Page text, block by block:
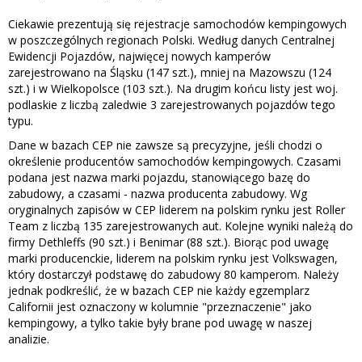
Ciekawie prezentują się rejestracje samochodów kempingowych
w poszczególnych regionach Polski. Według danych Centralnej
Ewidencji Pojazdów, najwięcej nowych kamperów
zarejestrowano na Śląsku (147 szt.), mniej na Mazowszu (124
szt.) i w Wielkopolsce (103 szt.). Na drugim końcu listy jest woj.
podlaskie z liczbą zaledwie 3 zarejestrowanych pojazdów tego
typu.
Dane w bazach CEP nie zawsze są precyzyjne, jeśli chodzi o
określenie producentów samochodów kempingowych. Czasami
podana jest nazwa marki pojazdu, stanowiącego bazę do
zabudowy, a czasami - nazwa producenta zabudowy. Wg
oryginalnych zapisów w CEP liderem na polskim rynku jest Roller
Team z liczbą 135 zarejestrowanych aut. Kolejne wyniki należą do
firmy Dethleffs (90 szt.) i Benimar (88 szt.). Biorąc pod uwagę
marki producenckie, liderem na polskim rynku jest Volkswagen,
który dostarczył podstawę do zabudowy 80 kamperom. Należy
jednak podkreślić, że w bazach CEP nie każdy egzemplarz
Californii jest oznaczony w kolumnie "przeznaczenie" jako
kempingowy, a tylko takie były brane pod uwagę w naszej
analizie.